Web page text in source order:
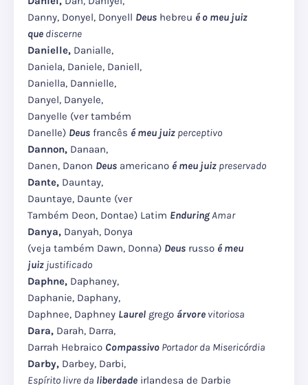
Danny, Donyel, Donyell Deus hebreu é o meu juiz
que discerne
Danielle, Danialle,
Daniela, Daniele, Daniell,
Daniella, Dannielle,
Danyel, Danyele,
Danyelle (ver também
Danelle) Deus francês é meu juiz perceptivo
Dannon, Danaan,
Danen, Danon Deus americano é meu juiz preservado
Dante, Dauntay,
Dauntaye, Daunte (ver
Também Deon, Dontae) Latim EnduringAmar
Danya, Danyah, Donya
(veja também Dawn, Donna) Deus russo é meu
juiz justificado
Daphne, Daphaney,
Daphanie, Daphany,
Daphnee, Daphney Laurel grego árvore vitoriosa
Dara, Darah, Darra,
Darrah Hebraico Compassivo Portador da Misericórdia
Darby, Darbey, Darbi,
Espírito livre da liberdade irlandesa de Darbie